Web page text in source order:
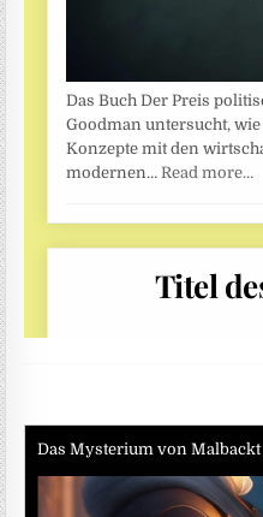
Das Mysterium von Malbackt